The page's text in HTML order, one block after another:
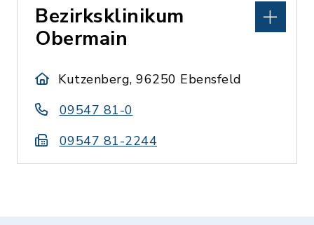
Bezirksklinikum
Obermain
Kutzenberg, 96250 Ebensfeld
09547 81-0
09547 81-2244